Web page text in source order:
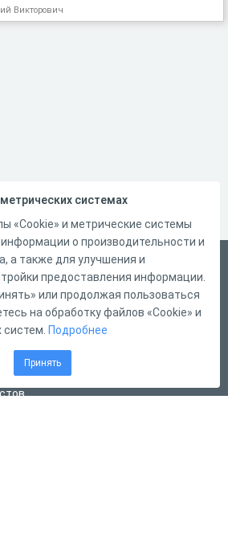
Викторович
связи
системах
«Cookie» и метрические системы
о производительности и
а также для улучшения и
предоставления информации.
или продолжая пользоваться
на обработку файлов «Cookie» и
Подробнее
Принять